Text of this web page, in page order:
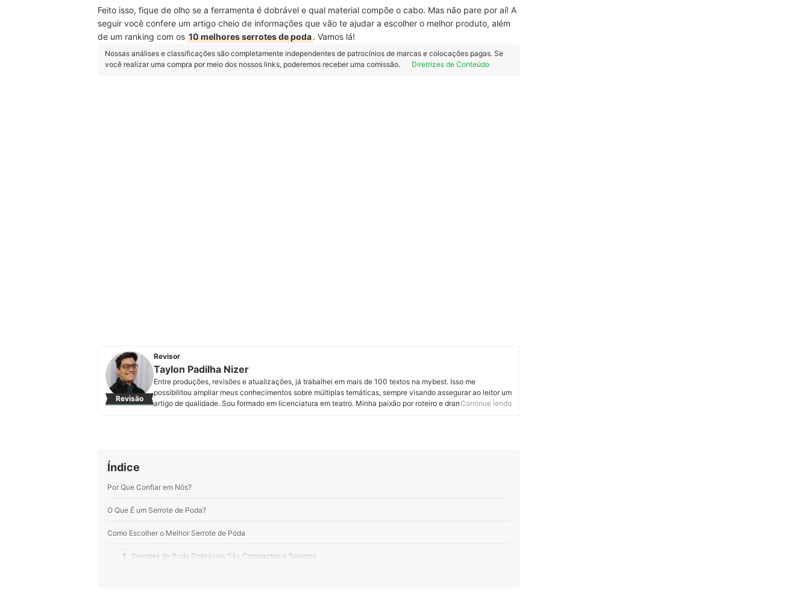
Feito isso, fique de olho se a ferramenta é dobrável e qual material compõe o cabo. Mas não pare por aí! A
seguir você confere um artigo cheio de informações que vão te ajudar a escolher o melhor produto, além
de um ranking com os 10 melhores serrotes de poda. Vamos lá!
Nossas análises e classificações são completamente independentes de patrocínios de marcas e colocações pagas. Se
você realizar uma compra por meio dos nossos links, poderemos receber uma comissão.
Diretrizes de Conteúdo
Revisão
Revisor
Taylon Padilha Nizer
Entre produções, revisões e atualizações, já trabalhei em mais de 100 textos na mybest. Isso me
possibilitou ampliar meus conhecimentos sobre múltiplas temáticas, sempre visando assegurar ao leitor um
artigo de qualidade. Sou formado em licenciatura em teatro. Minha paixão por roteiro e dramaturgiaContinue lendo
Índice
Por Que Confiar em Nós?
O Que É um Serrote de Poda?
Como Escolher o Melhor Serrote de Poda
1 Serrotes de Poda Dobráveis São Compactos e Seguros